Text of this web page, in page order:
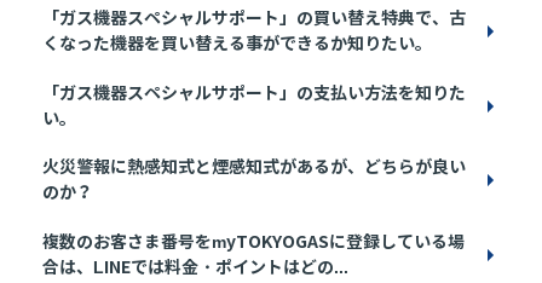
「ガス機器スペシャルサポート」の買い替え特典で、古
くなった機器を買い替える事ができるか知りたい。
「ガス機器スペシャルサポート」の支払い方法を知りた
い。
火災警報に熱感知式と煙感知式があるが、どちらが良い
のか？
複数のお客さま番号をmyTOKYOGASに登録している場
合は、LINEでは料金・ポイントはどの...